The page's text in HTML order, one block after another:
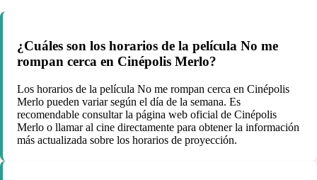
¿Cuáles son los horarios de la película No me
rompan cerca en Cinépolis Merlo?
Los horarios de la película No me rompan cerca en Cinépolis
Merlo pueden variar según el día de la semana. Es
recomendable consultar la página web oficial de Cinépolis
Merlo o llamar al cine directamente para obtener la información
más actualizada sobre los horarios de proyección.